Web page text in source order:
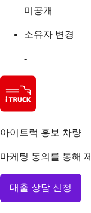
미공개
소유자 변경
-
아이트럭 홍보 차량
마케팅 동의를 통해
대출 상담 신청